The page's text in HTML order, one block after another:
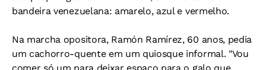
bandeira venezuelana: amarelo, azul e vermelho.
Na marcha opositora, Ramón Ramírez, 60 anos, pedia
um cachorro-quente em um quiosque informal. "Vou